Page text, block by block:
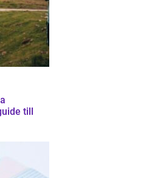
till